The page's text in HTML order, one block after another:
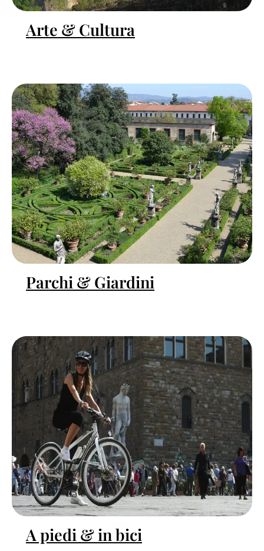
Arte & Cultura
Parchi & Giardini
A piedi & in bici